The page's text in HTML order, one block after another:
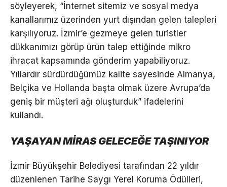
söyleyerek, “İnternet sitemiz ve sosyal medya
kanallarımız üzerinden yurt dışından gelen talepleri
karşılıyoruz. İzmir’e gezmeye gelen turistler
dükkanımızı görüp ürün talep ettiğinde mikro
ihracat kapsamında gönderim yapabiliyoruz.
Yıllardır sürdürdüğümüz kalite sayesinde Almanya,
Belçika ve Hollanda başta olmak üzere Avrupa’da
geniş bir müşteri ağı oluşturduk” ifadelerini
kullandı.
YAŞAYAN MİRAS GELECEĞE TAŞINIYOR
İzmir Büyükşehir Belediyesi tarafından 22 yıldır
düzenlenen Tarihe Saygı Yerel Koruma Ödülleri,